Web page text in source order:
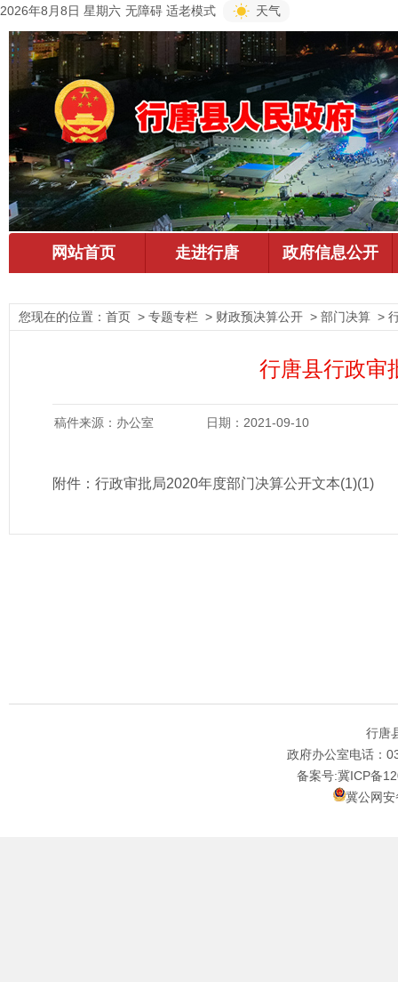
2026年8月8日 星期六 无障碍 适老模式 天气
您现在的位置： 首页 > 专题专栏 > 财政预决算公开 > 部门决算 >
行唐县行政审
稿件来源：办公室 日期：2021-09-10
附件： 行政审批局2020年度部门决算公开文本(1)(1)